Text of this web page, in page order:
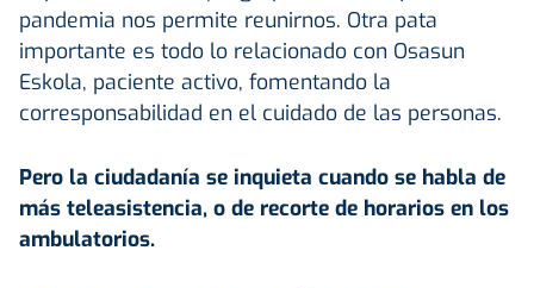
pandemia nos permite reunirnos. Otra pata
importante es todo lo relacionado con Osasun
Eskola, paciente activo, fomentando la
corresponsabilidad en el cuidado de las personas.
Pero la ciudadanía se inquieta cuando se habla de
más teleasistencia, o de recorte de horarios en los
ambulatorios.